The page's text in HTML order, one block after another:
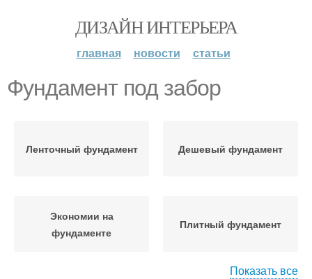
ДИЗАЙН ИНТЕРЬЕРА
главная новости статьи
Фундамент под забор
Ленточный фундамент Дешевый фундамент
Экономии на
фундаменте
Плитный фундамент
Показать все